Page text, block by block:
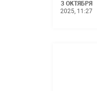
3 ОКТЯБРЯ
2025, 11:27